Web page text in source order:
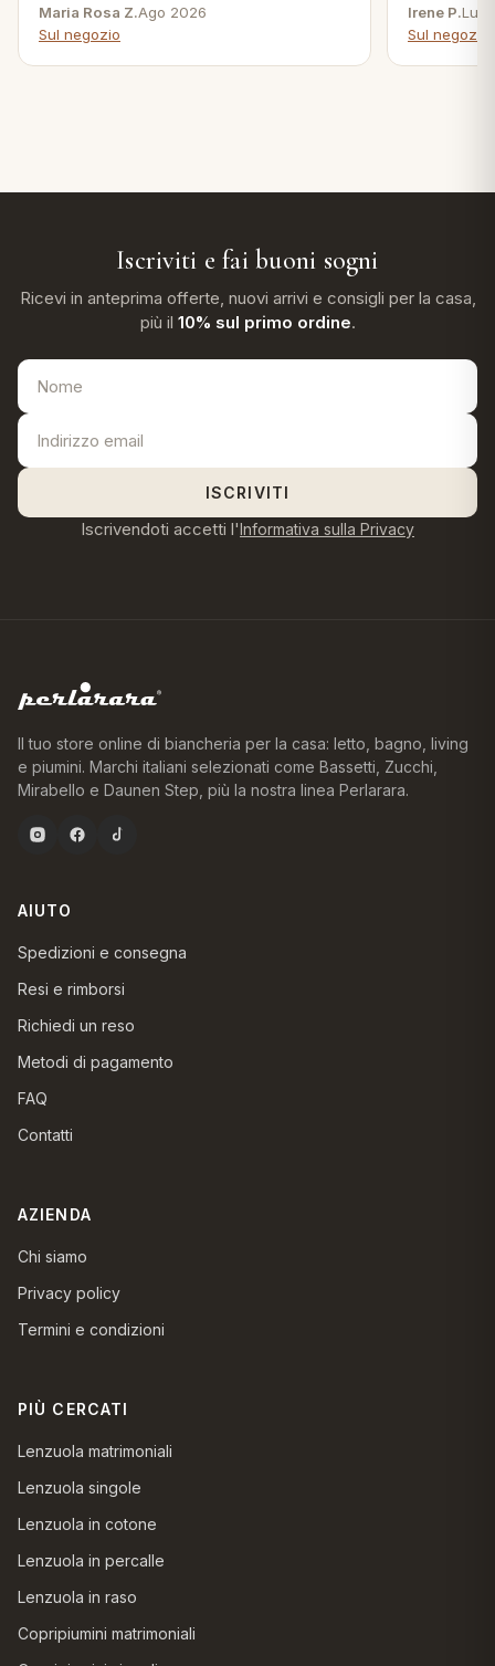
Maria Rosa Z.Ago 2026
Sul negozio
Irene P.Lug
Sul negozio
Iscriviti e fai buoni sogni
Ricevi in anteprima offerte, nuovi arrivi e consigli per la casa,
più il 10% sul primo ordine.
ISCRIVITI
Iscrivendoti accetti l'Informativa sulla Privacy
Il tuo store online di biancheria per la casa: letto, bagno, living
e piumini. Marchi italiani selezionati come Bassetti, Zucchi,
Mirabello e Daunen Step, più la nostra linea Perlarara.
AIUTO
Spedizioni e consegna
Resi e rimborsi
Richiedi un reso
Metodi di pagamento
FAQ
Contatti
AZIENDA
Chi siamo
Privacy policy
Termini e condizioni
PIÙ CERCATI
Lenzuola matrimoniali
Lenzuola singole
Lenzuola in cotone
Lenzuola in percalle
Lenzuola in raso
Copripiumini matrimoniali